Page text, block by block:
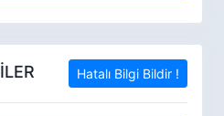
Hatalı Bilgi Bildir !